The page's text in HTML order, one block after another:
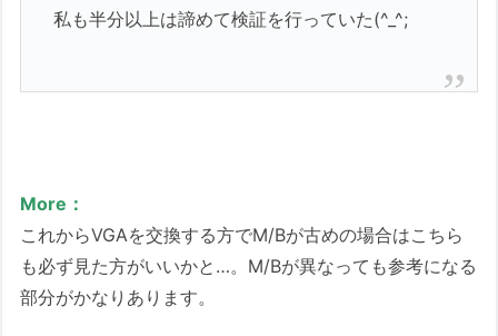
私も半分以上は諦めて検証を行っていた(^_^;
More：
これからVGAを交換する方でM/Bが古めの場合はこちら
も必ず見た方がいいかと…。M/Bが異なっても参考になる
部分がかなりあります。